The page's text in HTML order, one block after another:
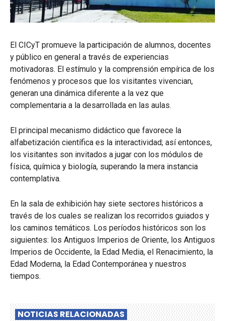
El CICyT promueve la participación de alumnos, docentes
y público en general a través de experiencias
motivadoras. El estímulo y la comprensión empírica de los
fenómenos y procesos que los visitantes vivencian,
generan una dinámica diferente a la vez que
complementaria a la desarrollada en las aulas.
El principal mecanismo didáctico que favorece la
alfabetización científica es la interactividad; así entonces,
los visitantes son invitados a jugar con los módulos de
física, química y biología, superando la mera instancia
contemplativa.
En la sala de exhibición hay siete sectores históricos a
través de los cuales se realizan los recorridos guiados y
los caminos temáticos. Los períodos históricos son los
siguientes: los Antiguos Imperios de Oriente, los Antiguos
Imperios de Occidente, la Edad Media, el Renacimiento, la
Edad Moderna, la Edad Contemporánea y nuestros
tiempos.
NOTICIAS RELACIONADAS